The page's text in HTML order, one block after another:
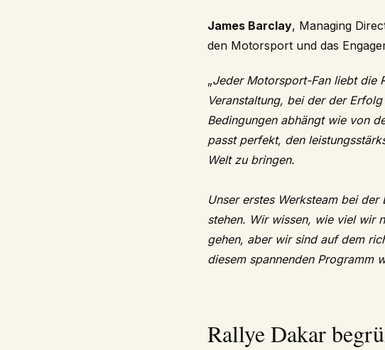
James Barclay, Managing
den Motorsport und das
„Jeder Motorsport-Fan liebt die
Veranstaltung, bei der der
Bedingungen abhängt wie von
passt perfekt, den
Welt zu bringen.
Unser erstes Werksteam bei
stehen. Wir wissen, wie viel wir
gehen, aber wir sind auf dem
diesem spannenden Programm
Rallye Dakar